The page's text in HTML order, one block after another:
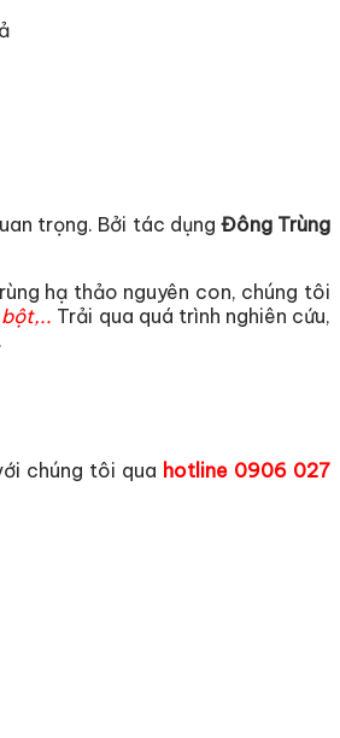
trọng. Bởi tác dụng Đông Trùng
hạ thảo nguyên con, chúng tôi
Trải qua quá trình nghiên cứu,
chúng tôi qua hotline 0906 027